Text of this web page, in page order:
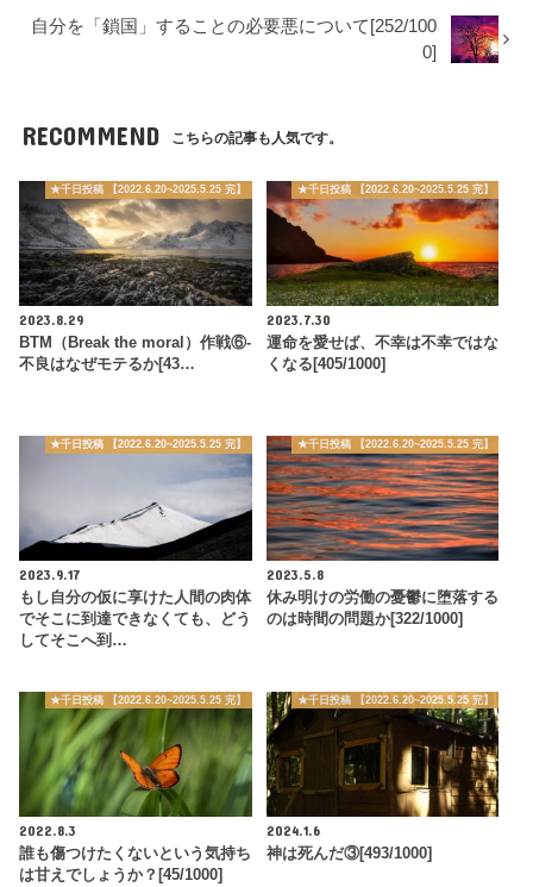
自分を「鎖国」することの必要悪について[252/100
0]
RECOMMEND こちらの記事も人気です。
★千日投稿 【2022.6.20~2025.5.25 完】
2023.8.29
BTM（Break the moral）作戦⑥-
不良はなぜモテるか[43…
★千日投稿 【2022.6.20~2025.5.25 完】
2023.7.30
運命を愛せば、不幸は不幸ではな
くなる[405/1000]
★千日投稿 【2022.6.20~2025.5.25 完】
2023.9.17
もし自分の仮に享けた人間の肉体
でそこに到達できなくても、どう
してそこへ到…
★千日投稿 【2022.6.20~2025.5.25 完】
2023.5.8
休み明けの労働の憂鬱に堕落する
のは時間の問題か[322/1000]
★千日投稿 【2022.6.20~2025.5.25 完】
2022.8.3
誰も傷つけたくないという気持ち
は甘えでしょうか？[45/1000]
★千日投稿 【2022.6.20~2025.5.25 完】
2024.1.6
神は死んだ③[493/1000]